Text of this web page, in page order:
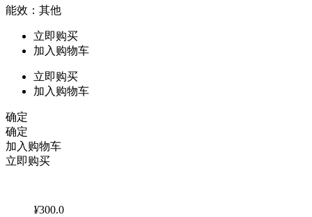
能效：其他
立即购买
加入购物车
立即购买
加入购物车
确定
确定
加入购物车
立即购买
¥300.0